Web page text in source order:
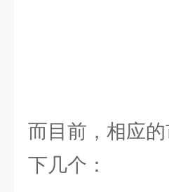
而目前，相应
下几个：